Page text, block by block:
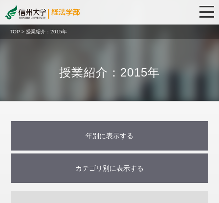
TOP > 授業紹介：2015年
授業紹介：2015年
年別に表示する
2024年 (18)
2023年 (31)
2022年 (37)
2021年 (30)
2020年 (26)
2019年 (36)
2018年 (32)
2017年 (35)
2016年 (32)
2015年 (13)
カテゴリ別に表示する